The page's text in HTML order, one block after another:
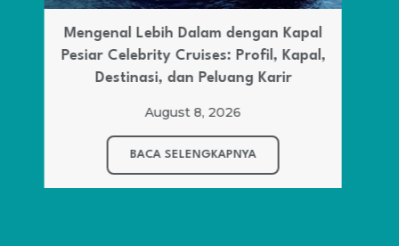
Hotel Internasional yang Sering Buka
Loker, Ini Posisi yang Banyak Dicari
August 8, 2026